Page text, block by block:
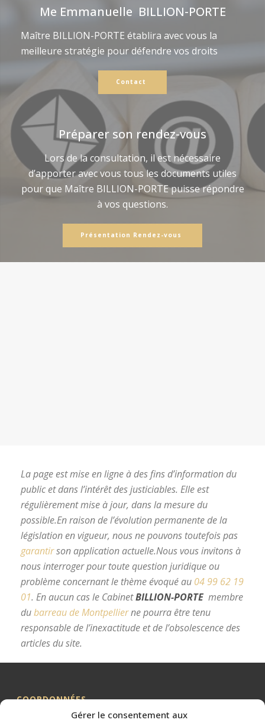
Gérer le consentement aux
Me Emmanuelle BILLION-PORTE
Maître BILLION-PORTE établira avec vous la
meilleure stratégie pour défendre vos droits
Contact
Préparer son rendez-vous
Lors de la consultation, il est nécessaire
d’apporter avec vous tous les documents utiles
pour que Maître BILLION-PORTE puisse répondre
à vos questions.
Présentation Rendez-vous
La page est mise en ligne à des fins d’information du
public et dans l’intérêt des justiciables. Elle est
régulièrement mise à jour, dans la mesure du
possible.En raison de l’évolution permanente de la
législation en vigueur, nous ne pouvons toutefois pas
garantirson application actuelle.Nous vous invitons à
nous interroger pour toute question juridique ou
problème concernant le thème évoqué au 04 99 62 19
01. En aucun cas le CabinetBILLION-PORTE membre
dubarreau de Montpellierne pourra être tenu
responsable de l’inexactitude et de l’obsolescence des
articles du site.
COORDONNÉES
Me BILLION-PORTE